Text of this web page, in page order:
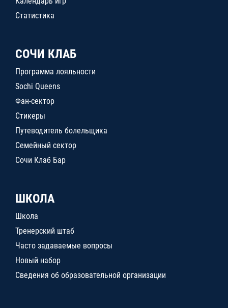
Статистика
СОЧИ КЛАБ
Программа лояльности
Sochi Queens
Фан-сектор
Стикеры
Путеводитель болельщика
Семейный сектор
Сочи Клаб Бар
ШКОЛА
Школа
Тренерский штаб
Часто задаваемые вопросы
Новый набор
Сведения об образовательной организации